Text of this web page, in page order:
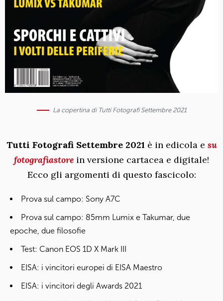
La copertina di Tutti Fotografi Settembre 2021
Tutti Fotografi Settembre 2021 è in edicola e su
fotografiastore in versione cartacea e digitale!
Ecco gli argomenti di questo fascicolo:
Prova sul campo: Sony A7C
Prova sul campo: 85mm Lumix e Takumar, due
epoche, due filosofie
Test: Canon EOS 1D X Mark III
EISA: i vincitori europei di EISA Maestro
EISA: i vincitori degli Awards 2021